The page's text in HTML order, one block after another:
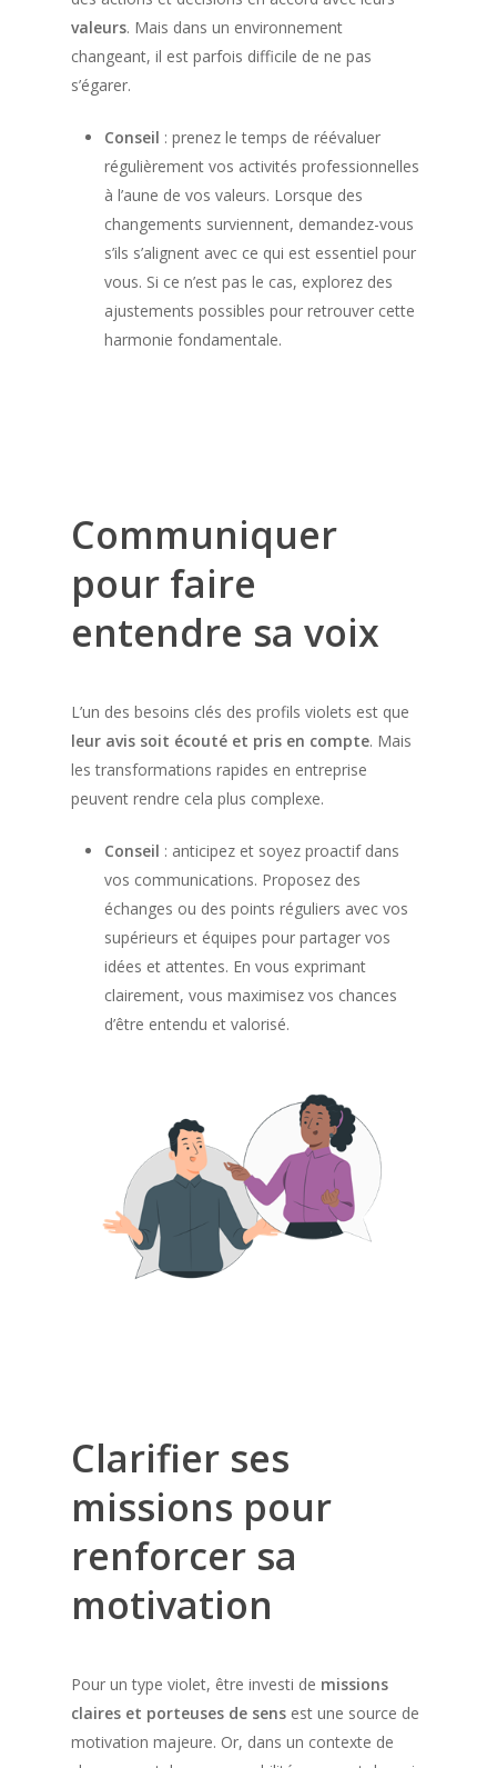
valeurs. Mais dans un environnement
changeant, il est parfois difficile de ne pas
s’égarer.
Conseil : prenez le temps de réévaluer
régulièrement vos activités professionnelles
à l’aune de vos valeurs. Lorsque des
changements surviennent, demandez-vous
s’ils s’alignent avec ce qui est essentiel pour
vous. Si ce n’est pas le cas, explorez des
ajustements possibles pour retrouver cette
harmonie fondamentale.
Communiquer
pour faire
entendre sa voix
L’un des besoins clés des profils violets est que
leur avis soit écouté et pris en compte. Mais
les transformations rapides en entreprise
peuvent rendre cela plus complexe.
Conseil : anticipez et soyez proactif dans
vos communications. Proposez des
échanges ou des points réguliers avec vos
supérieurs et équipes pour partager vos
idées et attentes. En vous exprimant
clairement, vous maximisez vos chances
d’être entendu et valorisé.
Clarifier ses
missions pour
renforcer sa
motivation
Pour un type violet, être investi de missions
claires et porteuses de sens est une source de
motivation majeure. Or, dans un contexte de